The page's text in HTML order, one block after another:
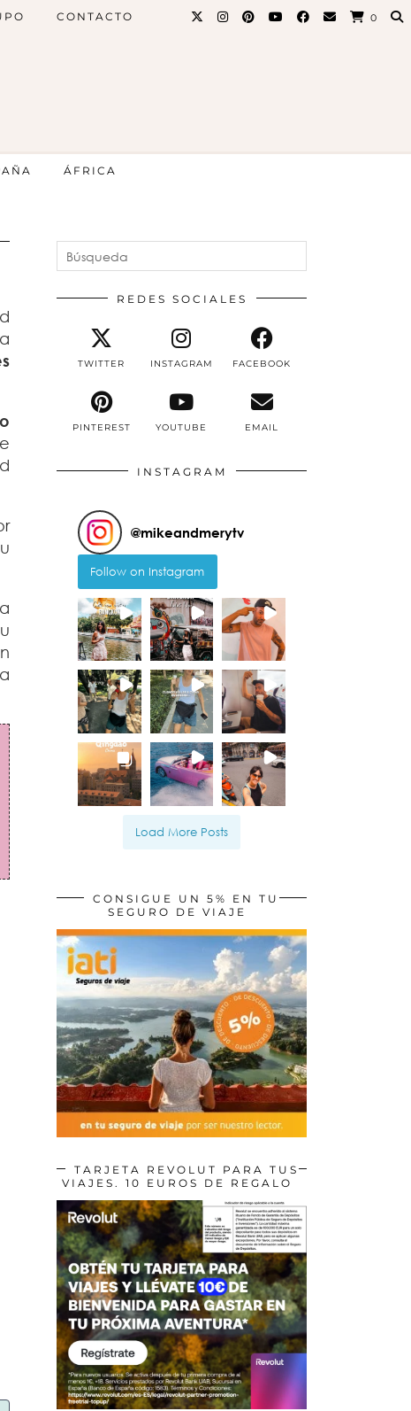
CONTACTO 0
ÁFRICA
REDES SOCIALES
TWITTER INSTAGRAM FACEBOOK
PINTEREST YOUTUBE EMAIL
INSTAGRAM
@mikeandmerytv
Follow on Instagram
Load More Posts
CONSIGUE UN 5% EN TU
SEGURO DE VIAJE
TARJETA REVOLUT PARA TUS
VIAJES. 10 EUROS DE REGALO